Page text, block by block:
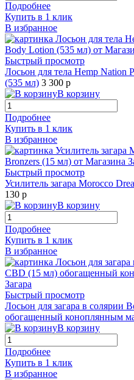
Подробнее
Купить в 1 клик
В избранное
Быстрый просмотр
Лосьон для тела Hemp Nation
(535 мл) 3 300 р
В корзину
Подробнее
Купить в 1 клик
В избранное
Быстрый просмотр
Усилитель загара Morocco
130 р
В корзину
Подробнее
Купить в 1 клик
В избранное
Быстрый просмотр
Лосьон для загара в солярии
обогащенный коноплянным
В корзину
Подробнее
Купить в 1 клик
В избранное